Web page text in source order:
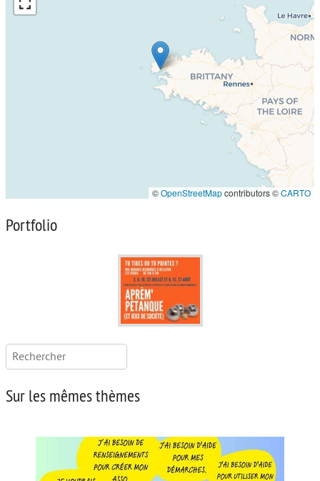
©OpenStreetMapcontributors ©CARTO
Portfolio
Rechercher :
Sur les mêmes thèmes